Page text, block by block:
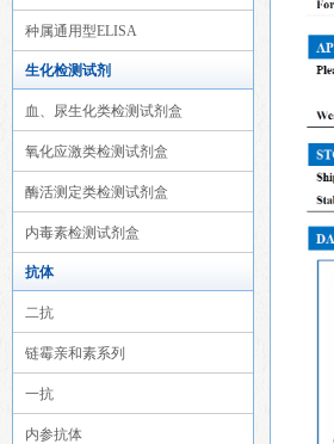
种属通用型ELISA
生化检测试剂
血、尿生化类检测试剂盒
氧化应激类检测试剂盒
酶活测定类检测试剂盒
内毒素检测试剂盒
抗体
二抗
链霉亲和素系列
一抗
内参抗体